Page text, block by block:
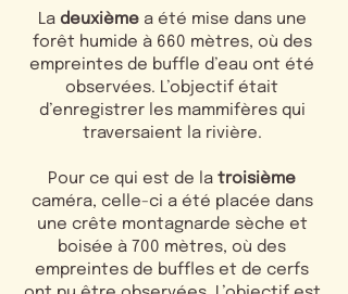
La deuxièmea été mise dans une
forêt humide à 660 mètres, où des
empreintes de buffle d’eau ont été
observées. L’objectif était
d’enregistrer les mammifères qui
traversaient la rivière.
Pour ce qui est de la troisième
caméra, celle-ci a été placée dans
une crête montagnarde sèche et
boisée à 700 mètres, où des
empreintes de buffles et de cerfs